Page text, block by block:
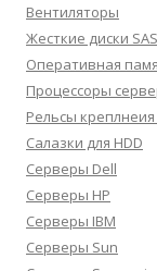
Вентиляторы
Жесткие диски
Оперативная
Процессоры
Рельсы креплнеия
Салазки для HDD
Серверы Dell
Серверы HP
Серверы IBM
Серверы Sun